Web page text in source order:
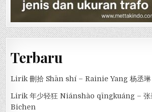
Terbaru
Lirik 刪拾 Shān shí – Rainie Yang 杨丞琳
Lirik 年少轻狂 Niánshào qīngkuáng – 张
Bichen